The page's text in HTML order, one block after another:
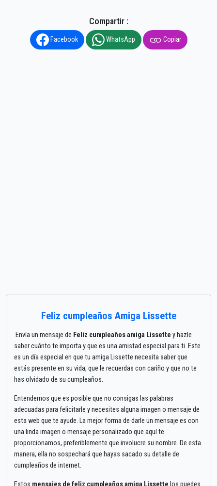
Compartir :
Facebook WhatsApp Copiar
Feliz cumpleaños Amiga Lissette
Envía un mensaje de Feliz cumpleaños amiga Lissette y hazle
saber cuánto te importa y que es una amistad especial para ti. Este
es un día especial en que tu amiga Lissette necesita saber que
estás presente en su vida, que le recuerdas con cariño y que no te
has olvidado de su cumpleaños.
Entendemos que es posible que no consigas las palabras
adecuadas para felicitarle y necesites alguna imagen o mensaje de
esta web que te ayude. La mejor forma de darle un mensaje es con
una linda imagen o mensaje personalizado que aquí te
proporcionamos, preferiblemente que involucre su nombre. De esta
manera, ella no sospechará que hayas sacado su detalle de
cumpleaños de internet.
Estos mensajes de feliz cumpleaños amiga Lissette los puedes